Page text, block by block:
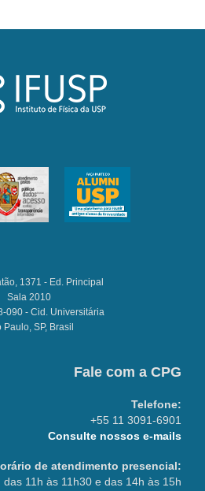
1371 - Ed. Principal
Sala 2010
090 - Cid. Universitária
Paulo, SP, Brasil
Fale com a CPG
Telefone:
+55 11 3091-6901
Consulte nossos e-mails
de atendimento presencial:
das 11h às 11h30 e das 14h às 15h